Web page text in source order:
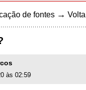
de fontes →
às 02:59